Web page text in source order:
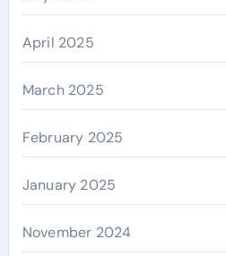
April 2025
March 2025
February 2025
January 2025
November 2024